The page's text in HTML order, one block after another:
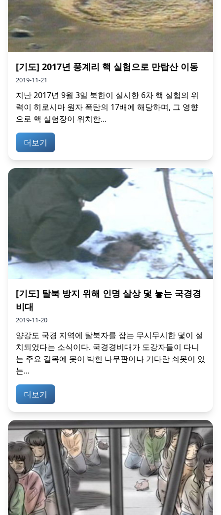
[기도] 2017년 풍계리 핵 실험으로 만탑산 이동
2019-11-21
지난 2017년 9월 3일 북한이 실시한 6차 핵 실험의 위
력이 히로시마 원자 폭탄의 17배에 해당하며, 그 영향
으로 핵 실험장이 위치한...
더보기
[기도] 탈북 방지 위해 인명 살상 덫 놓는 국경경
비대
2019-11-20
양강도 국경 지역에 탈북자를 잡는 무시무시한 덫이 설
치되었다는 소식이다. 국경경비대가 도강자들이 다니
는 주요 길목에 못이 박힌 나무판이나 기다란 쇠못이 있
는...
더보기